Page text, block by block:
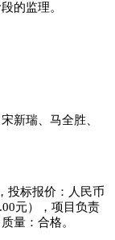
的监理。
新瑞、马全胜、
投标报价：人民币
元），项目负责
量：合格。